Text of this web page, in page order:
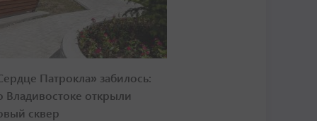
Патрокла» забилось:
Владивостоке открыли
сквер